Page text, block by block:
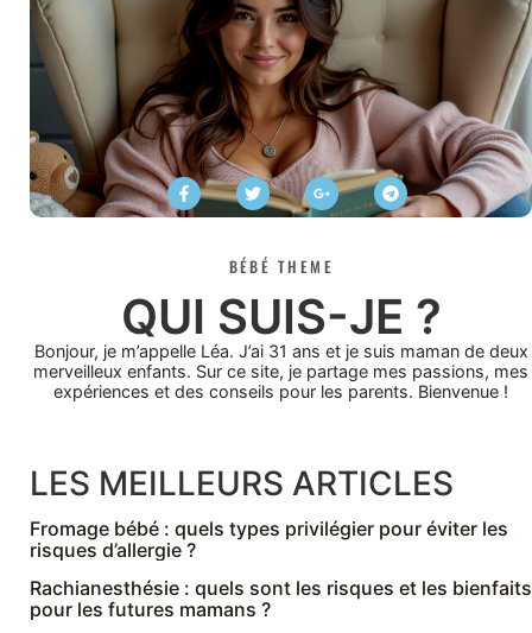
BÉBÉ THEME
QUI SUIS-JE ?
Bonjour, je m’appelle Léa. J’ai 31 ans et je suis maman de deux
merveilleux enfants. Sur ce site, je partage mes passions, mes
expériences et des conseils pour les parents. Bienvenue !
LES MEILLEURS ARTICLES
Fromage bébé : quels types privilégier pour éviter les
risques d’allergie ?
Rachianesthésie : quels sont les risques et les bienfaits
pour les futures mamans ?